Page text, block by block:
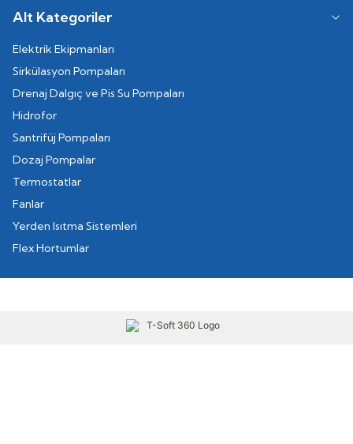
Alt Kategoriler
Elektrik Ekipmanları
Sirkülasyon Pompaları
Drenaj Dalgıç ve Pis Su Pompaları
Hidrofor
Santrifüj Pompaları
Dozaj Pompalar
Termostatlar
Fanlar
Yerden Isıtma Sistemleri
Flex Hortumlar